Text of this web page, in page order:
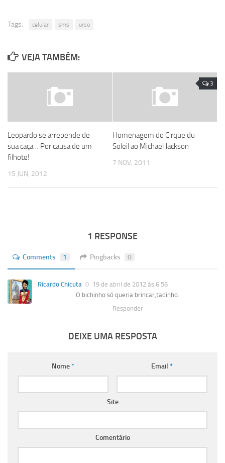
Tags: celular sms urso
VEJA TAMBÉM:
Leopardo se arrepende de
sua caça… Por causa de um
filhote!
15 JUN, 2012
3
Homenagem do Cirque du
Soleil ao Michael Jackson
7 NOV, 2011
1 RESPONSE
Comments 1 Pingbacks 0
Ricardo Chicuta
19 de abril de 2012 às 6:56
O bichinho só queria brincar,tadinho.
Responder
DEIXE UMA RESPOSTA
Nome* Email *
Site
Comentário